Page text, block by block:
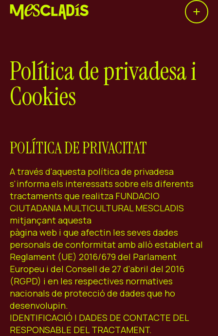
Open
Productora social
Productora d'ocupació
Productora de coneixement
Agenda
Blog
Contacte
FacebookInstagramYoutube
ES CA EN
Política de privadesa i
Cookies
POLÍTICA DE PRIVACITAT
A través d'aquesta política de privadesa
s'informa els interessats sobre els diferents
tractaments que realitza FUNDACIO
CIUTADANIA MULTICULTURAL MESCLADIS
mitjançant aquesta
pàgina web i que afectin les seves dades
personals de conformitat amb allò establert al
Reglament (UE) 2016/679 del Parlament
Europeu i del Consell de 27 d'abril del 2016
(RGPD) i en les respectives normatives
nacionals de protecció de dades que ho
desenvolupin.
IDENTIFICACIÓ I DADES DE CONTACTE DEL
RESPONSABLE DEL TRACTAMENT.